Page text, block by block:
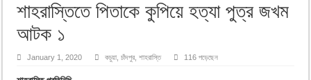
শাহরাস্তিতে পিতাকে কুপিয়ে হত্যা পুত্র জখম
আটক ১
January 1, 2020 কচুয়া ,চাঁদপুর ,শাহরাস্তি 116 পড়েছেন